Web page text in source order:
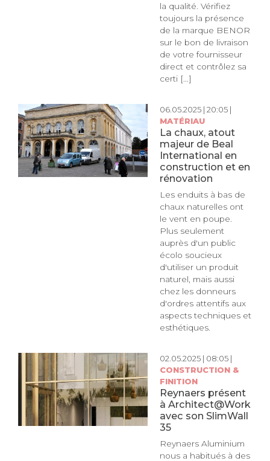
la qualité. Vérifiez
toujours la présence
de la marque BENOR
sur le bon de livraison
de votre fournisseur
direct et contrôlez sa
certi [...]
06.05.2025 | 20:05 |
MATÉRIAU
La chaux, atout
majeur de Beal
International en
construction et en
rénovation
Les enduits à bas de
chaux naturelles ont
le vent en poupe.
Plus seulement
auprès d'un public
écolo soucieux
d'utiliser un produit
naturel, mais aussi
chez les donneurs
d'ordres attentifs aux
aspects techniques et
esthétiques.
02.05.2025 | 08:05 |
CONSTRUCTION &
FINITION
Reynaers présent
à Architect@Work
avec son SlimWall
35
Reynaers Aluminium
nous a habitués à des